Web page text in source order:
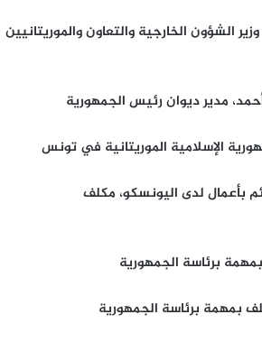
الشؤون الخارجية والتعاون والموريتانيين
مدير ديوان رئيس الجمهورية
الإسلامية الموريتانية في تونس
بأعمال لدى اليونسكو، مكلف
برئاسة الجمهورية
بمهمة برئاسة الجمهورية